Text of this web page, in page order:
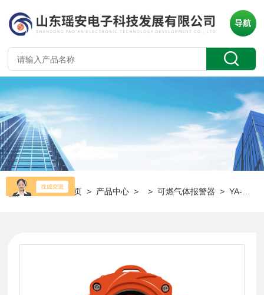
导航
当前位置：首页 > 产品中心 > >可燃气体报警器 > YA-D300可燃有毒气体报警器 厂区检测仪